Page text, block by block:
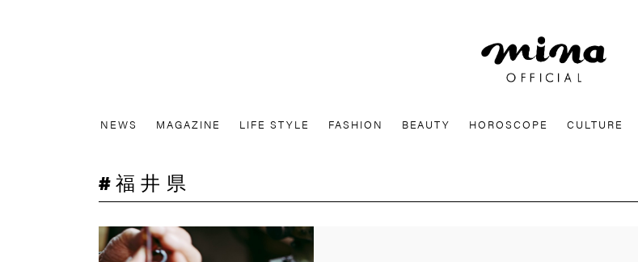
NEWS MAGAZINE LIFE STYLE FASHION BEAUTY HOROSCOPE CULTURE
福井県